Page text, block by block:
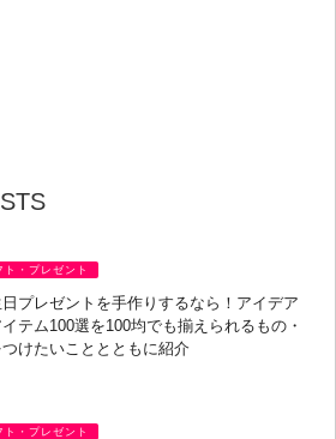
ト・プレゼント
プレゼントを手作りするなら！アイデア
イテム100選を100均でも揃えられるもの・
けたいこととともに紹介
ト・プレゼント